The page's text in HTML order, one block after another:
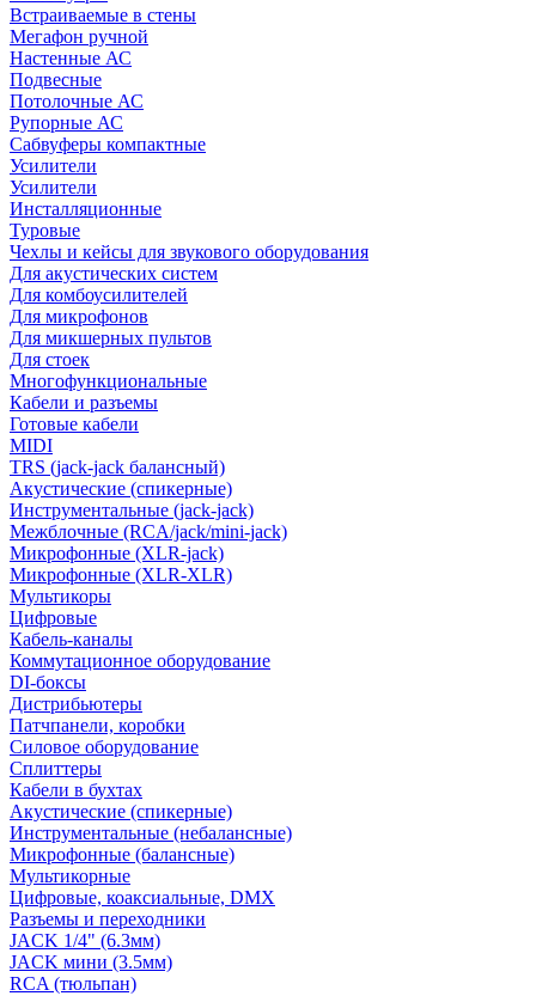
Встраиваемые в стены
Мегафон ручной
Настенные АС
Подвесные
Потолочные АС
Рупорные АС
Сабвуферы компактные
Усилители
Усилители
Инсталляционные
Туровые
Чехлы и кейсы для звукового оборудования
Для акустических систем
Для комбоусилителей
Для микрофонов
Для микшерных пультов
Для стоек
Многофункциональные
Кабели и разъемы
Готовые кабели
MIDI
TRS (jack-jack балансный)
Акустические (спикерные)
Инструментальные (jack-jack)
Межблочные (RCA/jack/mini-jack)
Микрофонные (XLR-jack)
Микрофонные (XLR-XLR)
Мультикоры
Цифровые
Кабель-каналы
Коммутационное оборудование
DI-боксы
Дистрибьютеры
Патчпанели, коробки
Силовое оборудование
Сплиттеры
Кабели в бухтах
Акустические (спикерные)
Инструментальные (небалансные)
Микрофонные (балансные)
Мультикорные
Цифровые, коаксиальные, DMX
Разъемы и переходники
JACK 1/4" (6.3мм)
JACK мини (3.5мм)
RCA (тюльпан)